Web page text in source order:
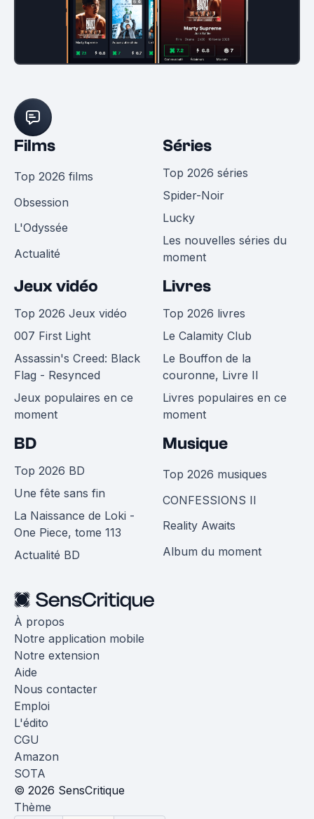
Films
Top 2026 films
Obsession
L'Odyssée
Actualité
Séries
Top 2026 séries
Spider-Noir
Lucky
Les nouvelles séries du
moment
Jeux vidéo
Top 2026 Jeux vidéo
007 First Light
Assassin's Creed: Black
Flag - Resynced
Jeux populaires en ce
moment
Livres
Top 2026 livres
Le Calamity Club
Le Bouffon de la
couronne, Livre II
Livres populaires en ce
moment
BD
Top 2026 BD
Une fête sans fin
La Naissance de Loki -
One Piece, tome 113
Actualité BD
Musique
Top 2026 musiques
CONFESSIONS II
Reality Awaits
Album du moment
À propos
Notre application mobile
Notre extension
Aide
Nous contacter
Emploi
L'édito
CGU
Amazon
SOTA
© 2026 SensCritique
Thème